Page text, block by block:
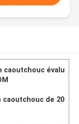
caoutchouc évalu
caoutchouc de 20